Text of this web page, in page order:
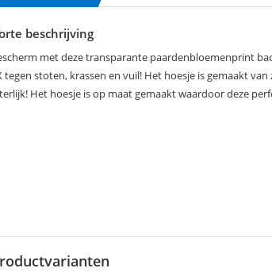
beschrijving
met deze transparante paardenbloemenprint
tegen stoten, krassen en vuil! Het hoesje is gemaakt
Het hoesje is op maat gemaakt waardoor deze